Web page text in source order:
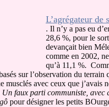
L’agrégateur de
. Il n’y a pas eu
28,6 %, pour le
devançait bien
comme en 2002,
qu’à 11,1 %.
sur l’observation du
musclés avec ceux que j’avais
Un faux parti communiste, avec
pour désigner les petits